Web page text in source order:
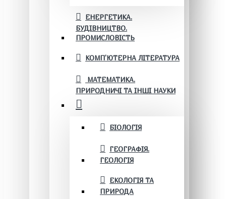
ЕНЕРГЕТИКА.
БУДІВНИЦТВО.
ПРОМИСЛОВІСТЬ
КОМП'ЮТЕРНА ЛІТЕРАТУРА
МАТЕМАТИКА.
ПРИРОДНИЧІ ТА ІНШІ НАУКИ
БІОЛОГІЯ
ГЕОГРАФІЯ.
ГЕОЛОГІЯ
ЕКОЛОГІЯ ТА
ПРИРОДА